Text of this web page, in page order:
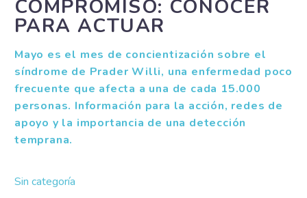
COMPROMISO: CONOCER
PARA ACTUAR
Mayo es el mes de concientización sobre el
síndrome de Prader Willi, una enfermedad poco
frecuente que afecta a una de cada 15.000
personas. Información para la acción, redes de
apoyo y la importancia de una detección
temprana.
Sin categoría